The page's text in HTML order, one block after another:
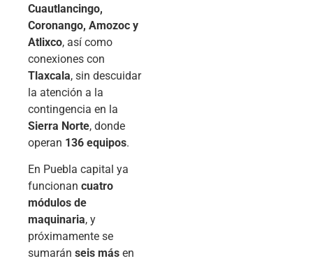
Cuautlancingo,
Coronango, Amozoc y
Atlixco, así como
conexiones con
Tlaxcala, sin descuidar
la atención a la
contingencia en la
Sierra Norte, donde
operan 136 equipos.
En Puebla capital ya
funcionan cuatro
módulos de
maquinaria, y
próximamente se
sumarán seis más en